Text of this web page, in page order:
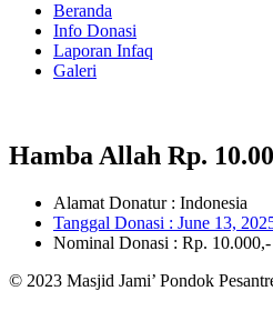
Beranda
Info Donasi
Laporan Infaq
Galeri
Hamba Allah Rp.
Alamat Donatur : Indonesia
Tanggal Donasi : June 13,
Nominal Donasi : Rp. 10.000,-
© 2023 Masjid Jami’ Pondok